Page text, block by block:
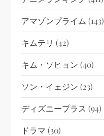
アマゾンプライム (143)
キムテリ (42)
キム・ソヒョン (40)
ソン・イェジン (23)
ディズニープラス (94)
ドラマ (30)